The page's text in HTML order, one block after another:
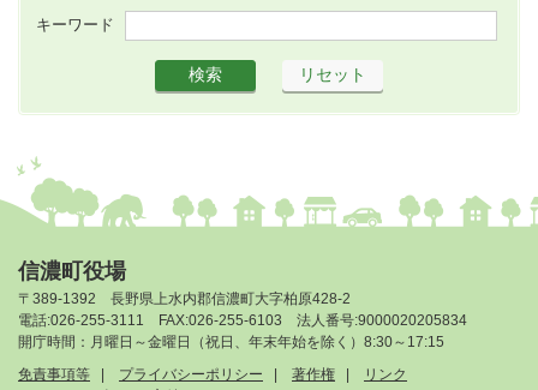
キーワード
信濃町役場
〒389-1392 長野県上水内郡信濃町大字柏原428-2
電話:026-255-3111 FAX:026-255-6103 法人番号:9000020205834
開庁時間：月曜日～金曜日（祝日、年末年始を除く）8:30～17:15
免責事項等
プライバシーポリシー 著作権
リンク